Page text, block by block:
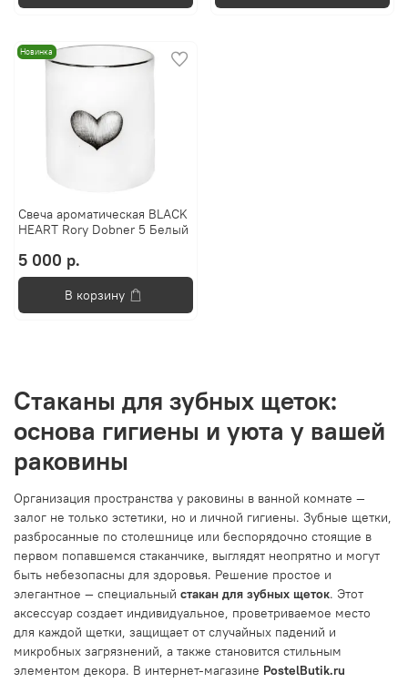
Новинка
Свеча ароматическая BLACK
HEART Rory Dobner 5 Белый
5 000 р.
В корзину
Стаканы для зубных щеток:
основа гигиены и уюта у вашей
раковины
Организация пространства у раковины в ванной комнате —
залог не только эстетики, но и личной гигиены. Зубные щетки,
разбросанные по столешнице или беспорядочно стоящие в
первом попавшемся стаканчике, выглядят неопрятно и могут
быть небезопасны для здоровья. Решение простое и
элегантное — специальный стакан для зубных щеток. Этот
аксессуар создает индивидуальное, проветриваемое место
для каждой щетки, защищает от случайных падений и
микробных загрязнений, а также становится стильным
элементом декора. В интернет-магазине PostelButik.ru